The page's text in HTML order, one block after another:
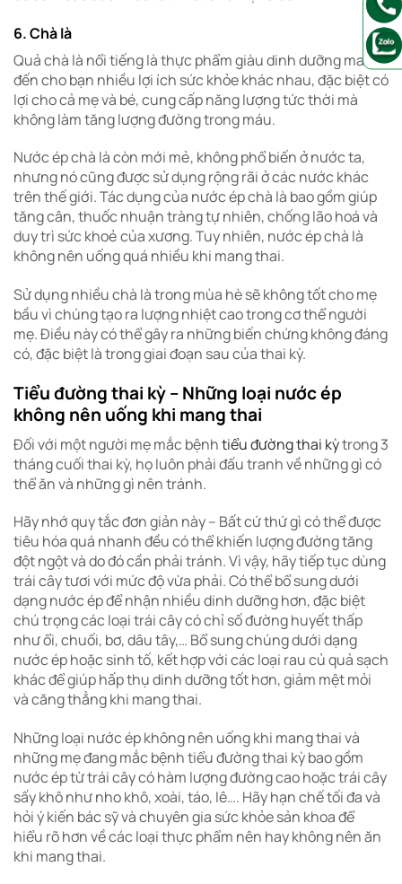
6. Chà là
Quả chà là nổi tiếng là thực phẩm giàu dinh dưỡng mang
đến cho bạn nhiều lợi ích sức khỏe khác nhau, đặc biệtcó
lợi cho cả mẹ và bé, cung cấp năng lượng tức thời mà
không làm tăng lượng đường trong máu.
Nước ép chà là còn mới mẻ, không phổ biến ở nước ta,
nhưng nó cũng được sử dụng rộng rãi ở các nước khác
trên thế giới. Tác dụng của nước ép chà là bao gồm giúp
tăng cân, thuốc nhuận tràng tự nhiên, chống lão hoá và
duy trì sức khoẻ của xương. Tuy nhiên, nước ép chà là
không nên uống quá nhiều khi mang thai.
Sử dụng nhiều chà là trong mùa hè sẽ không tốt cho mẹ
bầu vì chúng tạo ra lượng nhiệt cao trong cơ thể người
mẹ. Điều này có thể gây ra những biến chứng không đáng
có, đặc biệt là trong giai đoạn sau của thai kỳ.
Tiểu đường thai kỳ – Những loại nước ép
không nên uống khi mang thai
Đối với một người mẹ mắc bệnhtiểu đường thai kỳtrong 3
tháng cuối thai kỳ, họ luôn phải đấu tranh về những gì có
thể ăn và những gì nên tránh.
Hãy nhớ quy tắc đơn giản này – Bất cứ thứ gì có thể được
tiêu hóa quá nhanh đều có thể khiến lượng đường tăng
đột ngột và do đó cần phải tránh. Vì vậy, hãy tiếp tục dùng
trái cây tươi với mức độ vừa phải. Có thể bổ sung dưới
dạng nước ép để nhận nhiều dinh dưỡng hơn, đặc biệt
chú trọng các loại trái cây có chỉ số đường huyết thấp
như ổi, chuối, bơ, dâu tây,… Bổ sung chúng dưới dạng
nước ép hoặc sinh tố, kết hợp với các loại rau củ quả sạch
khác để giúp hấp thụ dinh dưỡng tốt hơn, giảm mệt mỏi
và căng thẳng khi mang thai.
Những loại nước ép không nên uống khi mang thai và
những mẹ đang mắc bệnh tiểu đường thai kỳ bao gồm
nước ép từ trái cây có hàm lượng đường cao hoặc trái cây
sấy khô như nho khô, xoài, táo, lê…. Hãy hạn chế tối đa và
hỏi ý kiến bác sỹ và chuyên gia sức khỏe sản khoa để
hiểu rõ hơn về các loại thực phẩm nên hay không nên ăn
khi mang thai.